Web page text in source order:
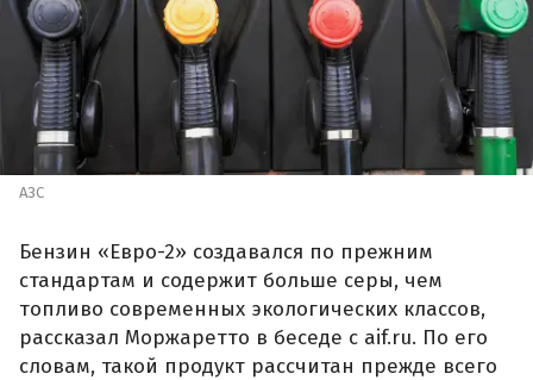
АЗС
Бензин «Евро-2» создавался по прежним
стандартам и содержит больше серы, чем
топливо современных экологических классов,
рассказал Моржаретто в беседе с aif.ru. По его
словам, такой продукт рассчитан прежде всего